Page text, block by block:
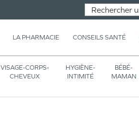
LA PHARMACIE CONSEILS SANTÉ
VISAGE-CORPS-
CHEVEUX
HYGIÈNE-
INTIMITÉ
BÉBÉ-
MAMAN